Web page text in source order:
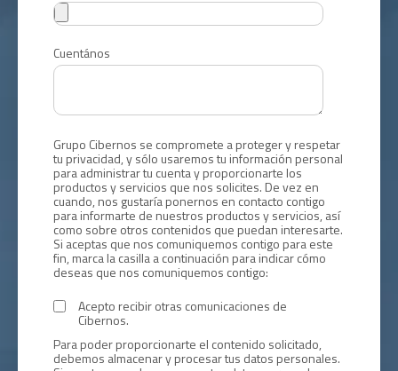
Cuentános
Grupo Cibernos se compromete a proteger y respetar
tu privacidad, y sólo usaremos tu información personal
para administrar tu cuenta y proporcionarte los
productos y servicios que nos solicites. De vez en
cuando, nos gustaría ponernos en contacto contigo
para informarte de nuestros productos y servicios, así
como sobre otros contenidos que puedan interesarte.
Si aceptas que nos comuniquemos contigo para este
fin, marca la casilla a continuación para indicar cómo
deseas que nos comuniquemos contigo:
Acepto recibir otras comunicaciones de
Cibernos.
Para poder proporcionarte el contenido solicitado,
debemos almacenar y procesar tus datos personales.